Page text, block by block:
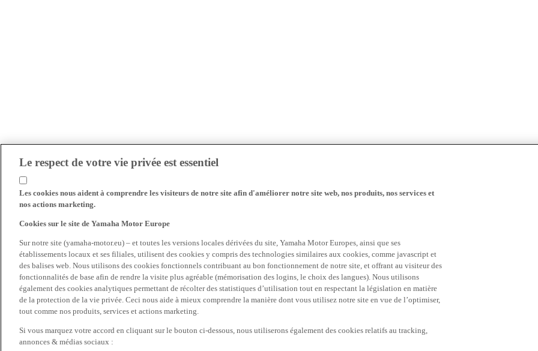
Le respect de votre vie privée est essentiel
Les cookies nous aident à comprendre les visiteurs de notre site afin d'améliorer notre site web, nos produits, nos services et
nos actions marketing.
Cookies sur le site de Yamaha Motor Europe
Sur notre site (yamaha-motor.eu) – et toutes les versions locales dérivées du site, Yamaha Motor Europes, ainsi que ses
établissements locaux et ses filiales, utilisent des cookies y compris des technologies similaires aux cookies, comme javascript et
des balises web. Nous utilisons des cookies fonctionnels contribuant au bon fonctionnement de notre site, et offrant au visiteur des
fonctionnalités de base afin de rendre la visite plus agréable (mémorisation des logins, le choix des langues). Nous utilisons
également des cookies analytiques permettant de récolter des statistiques d’utilisation tout en respectant la législation en matière
de la protection de la vie privée. Ceci nous aide à mieux comprendre la manière dont vous utilisez notre site en vue de l’optimiser,
tout comme nos produits, services et actions marketing.
Si vous marquez votre accord en cliquant sur le bouton ci-dessous, nous utiliserons également des cookies relatifs au tracking,
annonces & médias sociaux :